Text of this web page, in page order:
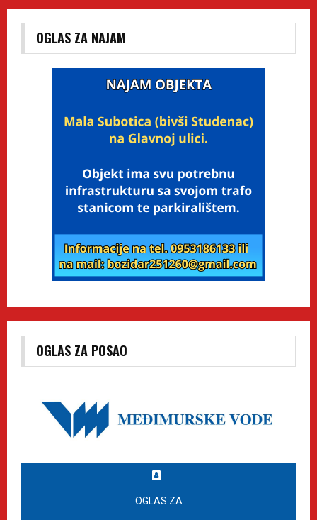
OGLAS ZA NAJAM
OGLAS ZA POSAO
OGLAS ZA